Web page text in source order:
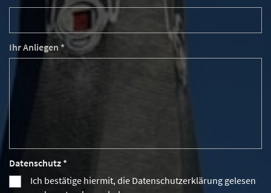
Ihr Anliegen *
Datenschutz *
Ich bestätige hiermit, die Datenschutzerklärung gelesen